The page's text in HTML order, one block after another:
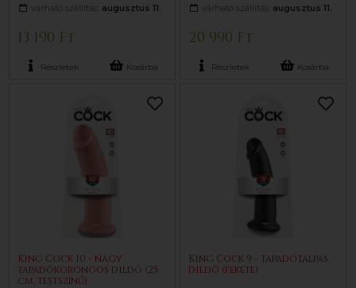
várható szállítás: augusztus 11.
13 190 Ft
Részletek Kosárba
várható szállítás: augusztus 11.
20 990 Ft
Részletek Kosárba
King Cock 10 - nagy
tapadókorongos dildó (25
cm, testszínű)
King Cock 9 - tapadótalpas
dildó (fekete)